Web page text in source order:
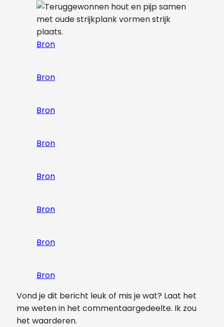
Bron
Bron
Bron
Bron
Bron
Bron
Bron
Bron
Vond je dit bericht leuk of mis je wat? Laat het
me weten in het commentaargedeelte. Ik zou
het waarderen.